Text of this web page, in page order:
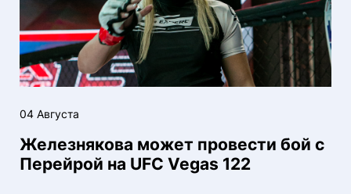
04 Августа
Железнякова может провести бой с
Перейрой на UFC Vegas 122